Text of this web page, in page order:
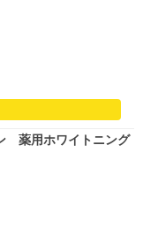
薬用ホワイトニング